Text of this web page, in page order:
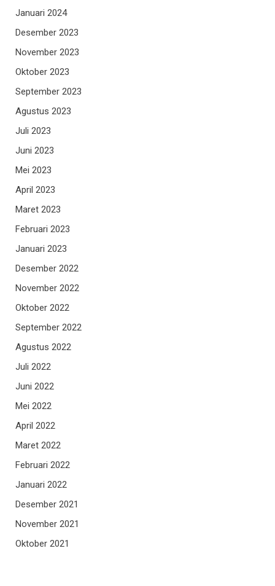
Januari 2024
Desember 2023
November 2023
Oktober 2023
September 2023
Agustus 2023
Juli 2023
Juni 2023
Mei 2023
April 2023
Maret 2023
Februari 2023
Januari 2023
Desember 2022
November 2022
Oktober 2022
September 2022
Agustus 2022
Juli 2022
Juni 2022
Mei 2022
April 2022
Maret 2022
Februari 2022
Januari 2022
Desember 2021
November 2021
Oktober 2021